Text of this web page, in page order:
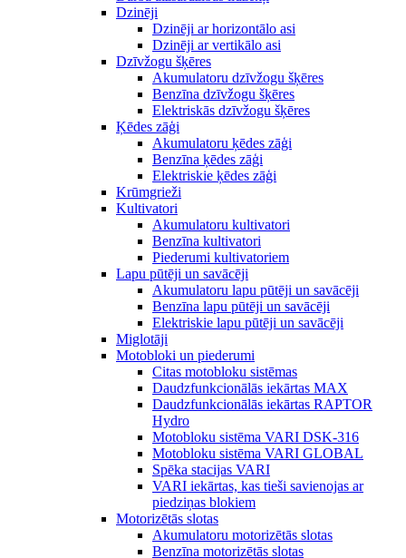
Dzinēji
Dzinēji ar horizontālo asi
Dzinēji ar vertikālo asi
Dzīvžogu šķēres
Akumulatoru dzīvžogu šķēres
Benzīna dzīvžogu šķēres
Elektriskās dzīvžogu šķēres
Ķēdes zāģi
Akumulatoru ķēdes zāģi
Benzīna ķēdes zāģi
Elektriskie ķēdes zāģi
Krūmgrieži
Kultivatori
Akumulatoru kultivatori
Benzīna kultivatori
Piederumi kultivatoriem
Lapu pūtēji un savācēji
Akumulatoru lapu pūtēji un savācēji
Benzīna lapu pūtēji un savācēji
Elektriskie lapu pūtēji un savācēji
Miglotāji
Motobloki un piederumi
Citas motobloku sistēmas
Daudzfunkcionālās iekārtas MAX
Daudzfunkcionālās iekārtas RAPTOR
Hydro
Motobloku sistēma VARI DSK-316
Motobloku sistēma VARI GLOBAL
Spēka stacijas VARI
VARI iekārtas, kas tieši savienojas ar
piedziņas blokiem
Motorizētās slotas
Akumulatoru motorizētās slotas
Benzīna motorizētās slotas